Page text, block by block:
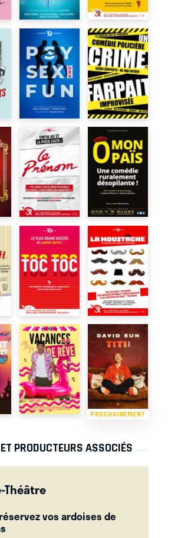
PROCHAINEMENT
PRODUCTEURS ASSOCIÉS
Théâtre
vos ardoises de